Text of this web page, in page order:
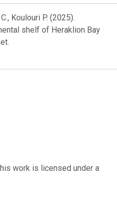
Koulouri P. (2025).
shelf of Heraklion Bay
work is licensed under a